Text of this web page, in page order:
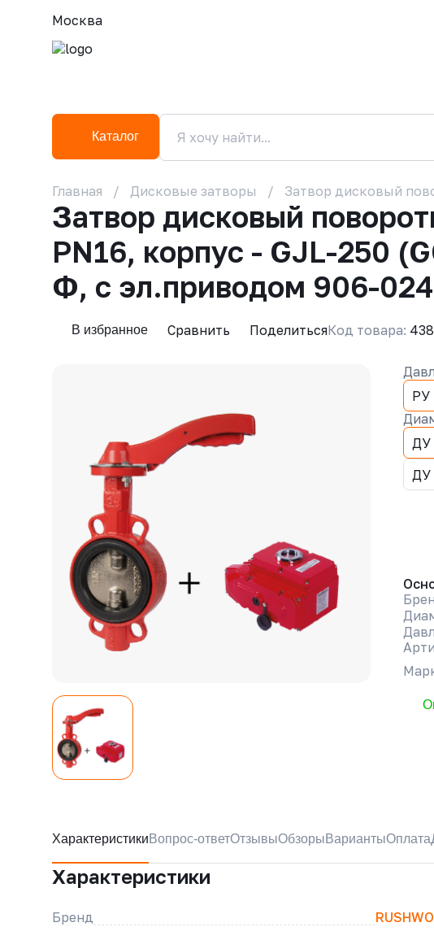
Москва
Каталог
Главная Дисковые затворы Затвор дисковый
Затвор дисковый
PN16, корпус - GJL-250
Ф, с эл.приводом 906-
В избранное Сравнить ПоделитьсяКод товара:
РУ
ДУ
ДУ
Характеристики Вопрос-ответОтзывыОбзоры ВариантыОплата
Характеристики
Бренд